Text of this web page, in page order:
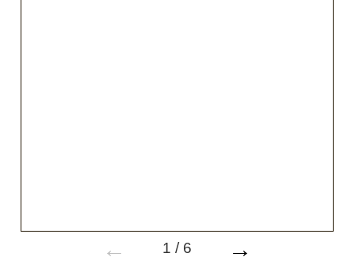
← 1 / 6 →